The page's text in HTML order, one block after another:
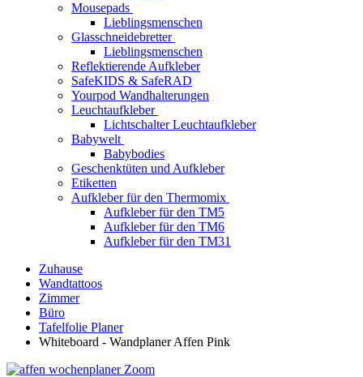
Mousepads
Lieblingsmenschen
Glasschneidebretter
Lieblingsmenschen
Reflektierende Aufkleber
SafeKIDS & SafeRAD
Yourpod Wandhalterungen
Leuchtaufkleber
Lichtschalter Leuchtaufkleber
Babywelt
Babybodies
Geschenktüten und Aufkleber
Etiketten
Aufkleber für den Thermomix
Aufkleber für den TM5
Aufkleber für den TM6
Aufkleber für den TM31
Zuhause
Wandtattoos
Zimmer
Büro
Tafelfolie Planer
Whiteboard - Wandplaner Affen Pink
Zoom